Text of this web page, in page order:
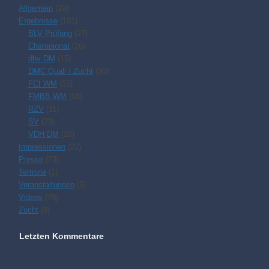
Allgemein (29)
Ergebnisse (191)
BLV Prüfung (27)
Championat (26)
dhv DM (15)
DMC Quali / Zucht (30)
FCI WM (15)
FMBB WM (16)
RZV (11)
SV (29)
VDH DM (20)
Impressionen (22)
Presse (73)
Termine (1)
Veranstaltungen (5)
Videos (79)
Zucht (8)
Letzten Kommentare